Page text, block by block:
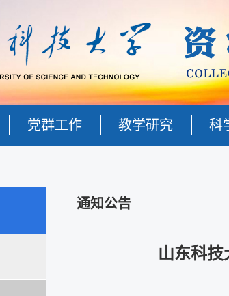
党群工作 教学研究 科
通知公告
山东科技